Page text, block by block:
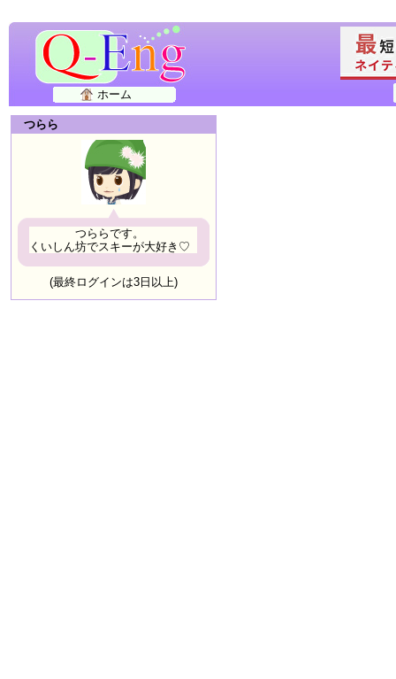
ホーム
つらら
つららです。
くいしん坊でスキーが大好き♡
(最終ログインは3日以上)